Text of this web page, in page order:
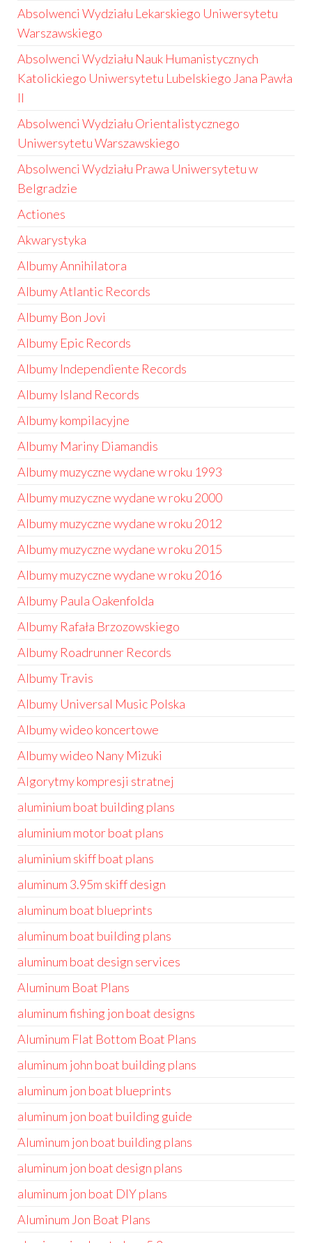
Absolwenci Wydziału Lekarskiego Uniwersytetu
Warszawskiego
Absolwenci Wydziału Nauk Humanistycznych
Katolickiego Uniwersytetu Lubelskiego Jana Pawła
II
Absolwenci Wydziału Orientalistycznego
Uniwersytetu Warszawskiego
Absolwenci Wydziału Prawa Uniwersytetu w
Belgradzie
Actiones
Akwarystyka
Albumy Annihilatora
Albumy Atlantic Records
Albumy Bon Jovi
Albumy Epic Records
Albumy Independiente Records
Albumy Island Records
Albumy kompilacyjne
Albumy Mariny Diamandis
Albumy muzyczne wydane w roku 1993
Albumy muzyczne wydane w roku 2000
Albumy muzyczne wydane w roku 2012
Albumy muzyczne wydane w roku 2015
Albumy muzyczne wydane w roku 2016
Albumy Paula Oakenfolda
Albumy Rafała Brzozowskiego
Albumy Roadrunner Records
Albumy Travis
Albumy Universal Music Polska
Albumy wideo koncertowe
Albumy wideo Nany Mizuki
Algorytmy kompresji stratnej
aluminium boat building plans
aluminium motor boat plans
aluminium skiff boat plans
aluminum 3.95m skiff design
aluminum boat blueprints
aluminum boat building plans
aluminum boat design services
Aluminum Boat Plans
aluminum fishing jon boat designs
Aluminum Flat Bottom Boat Plans
aluminum john boat building plans
aluminum jon boat blueprints
aluminum jon boat building guide
Aluminum jon boat building plans
aluminum jon boat design plans
aluminum jon boat DIY plans
Aluminum Jon Boat Plans